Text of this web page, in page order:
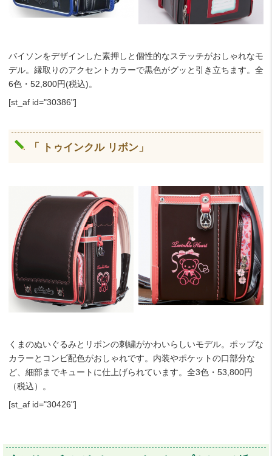
バイソンをデザインした素押しと個性的なステッチがおしゃれなモ
デル。縁取りのアクセントカラーで黒色がグッと引き立ちます。全
6色・52,800円(税込)。
[st_af id="30386"]
「 トゥインクル リボン」
くまのぬいぐるみとリボンの刺繍がかわいらしいモデル。ポップな
カラーとコンビ配色がおしゃれです。内装やポケットの口部分な
ど、細部までキュートに仕上げられています。全3色・53,800円
（税込）。
[st_af id="30426"]